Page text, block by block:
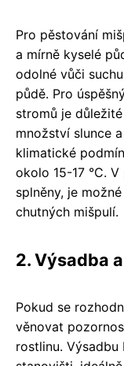
Pro pěstování
a mírně kyselé
odolné vůči
půdě. Pro
stromů je
množství slunce
klimatické
okolo 15-17 °C.
splněny, je
chutných mišpulí.
2. Výsadba
Pokud se
věnovat
rostlinu. Výsadbu